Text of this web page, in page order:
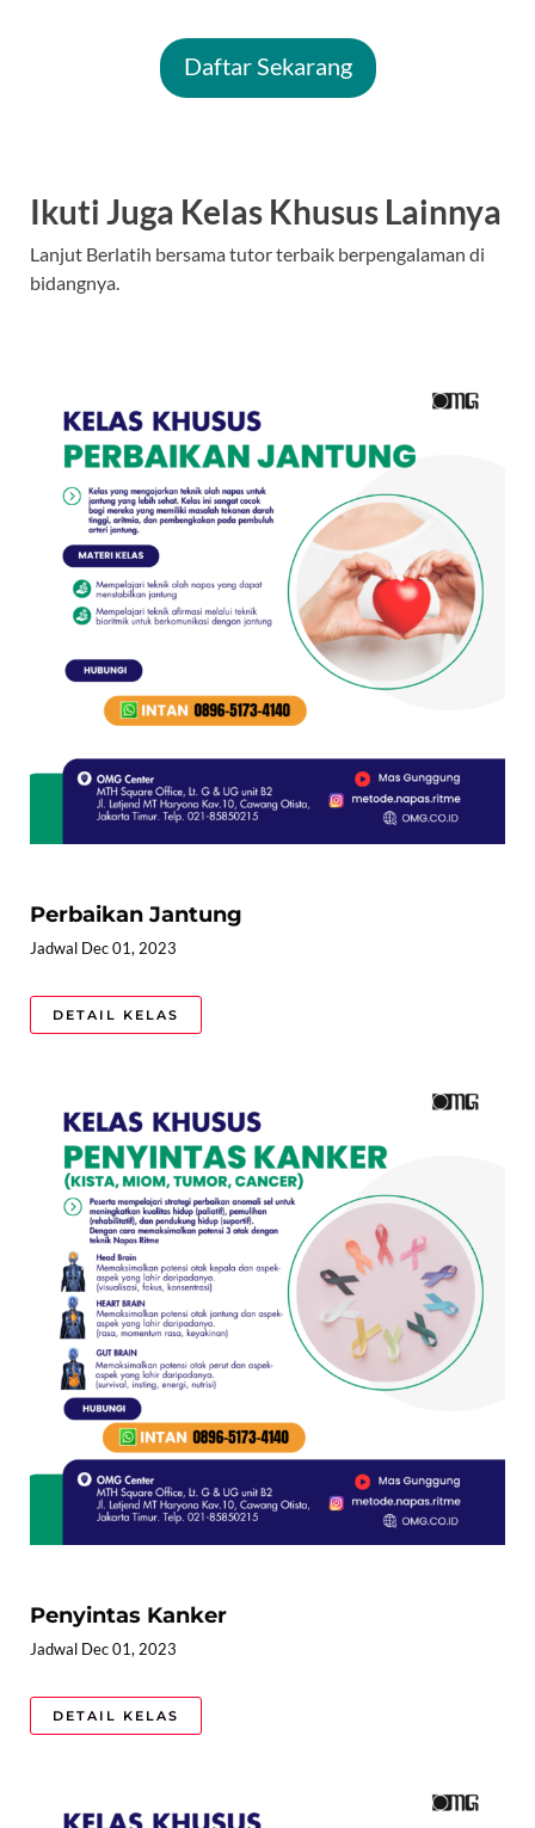
Daftar Sekarang
Ikuti Juga Kelas Khusus Lainnya
Lanjut Berlatih bersama tutor terbaik berpengalaman di
bidangnya.
Perbaikan Jantung
Jadwal Dec 01, 2023
DETAIL KELAS
Penyintas Kanker
Jadwal Dec 01, 2023
DETAIL KELAS